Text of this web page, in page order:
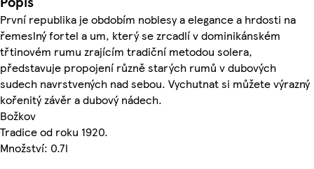
První republika je obdobím noblesy a elegance a hrdosti na
řemeslný fortel a um, který se zrcadlí v dominikánském
třtinovém rumu zrajícím tradiční metodou solera,
představuje propojení různě starých rumů v dubových
sudech navrstvených nad sebou. Vychutnat si můžete výrazný
kořenitý závěr a dubový nádech.
Božkov
Tradice od roku 1920.
Množství: 0.7l